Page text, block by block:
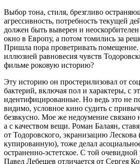
Выбор тона, стиля, брезгливо
агрессивность, потребность текущей
должен быть выверен и
окно в Европу, а потом томились за
Пришла пора проветривать
иллюзией равновесия чувств
фильме роковую историю?
Эту историю он простерилизовал от
бактерий, включая пол и характеры, с
идентифицированные. Но ведь это не
видимо, условное кино судить с
безвкусно. Мое же недоумение связано
а с качеством вещи. Роман Балаян,
от Тодоровского, экранизацию Лескова
купированную), тоже делал
остраненно-эстетское. С той очевидной
Павел Лебешев отличается от Сергея